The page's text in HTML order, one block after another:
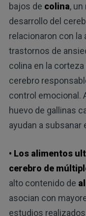
bajos de colina,
desarrollo del
relacionaron con la
trastornos de
colina en la
cerebro
control emocional.
huevo de gallinas
ayudan a subsanar
• Los alimentos
cerebro de
alto contenido de
asocian con
estudios